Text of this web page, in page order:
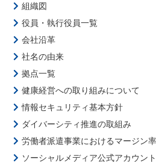
組織図
役員・執行役員一覧
会社沿革
社名の由来
拠点一覧
健康経営への取り組みについて
情報セキュリティ基本方針
ダイバーシティ推進の取組み
労働者派遣事業におけるマージン
ソーシャルメディア公式アカウン